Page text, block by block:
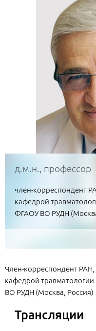
д.м.н., профессор
член-корреспондент
кафедрой
ФГАОУ ВО РУДН
Член-корреспондент
кафедрой
ВО РУДН (Москва, Россия)
Трансляции